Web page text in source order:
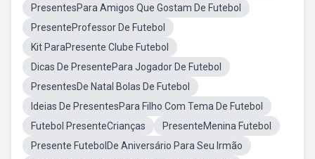
PresentesPara Amigos Que Gostam De Futebol
PresenteProfessor De Futebol
Kit ParaPresente Clube Futebol
Dicas De PresentePara Jogador De Futebol
PresentesDe Natal Bolas De Futebol
Ideias De PresentesPara Filho Com Tema De Futebol
Futebol PresenteCrianças
PresenteMenina Futebol
Presente FutebolDe Aniversário Para Seu Irmão